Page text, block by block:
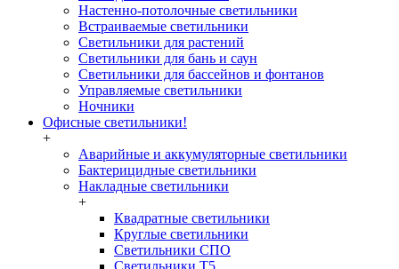
Настенно-потолочные светильники
Встраиваемые светильники
Светильники для растений
Светильники для бань и саун
Светильники для бассейнов и фонтанов
Управляемые светильники
Ночники
Офисные светильники!
+
Аварийные и аккумуляторные светильники
Бактерицидные светильники
Накладные светильники
+
Квадратные светильники
Круглые светильники
Светильники СПО
Светильники Т5